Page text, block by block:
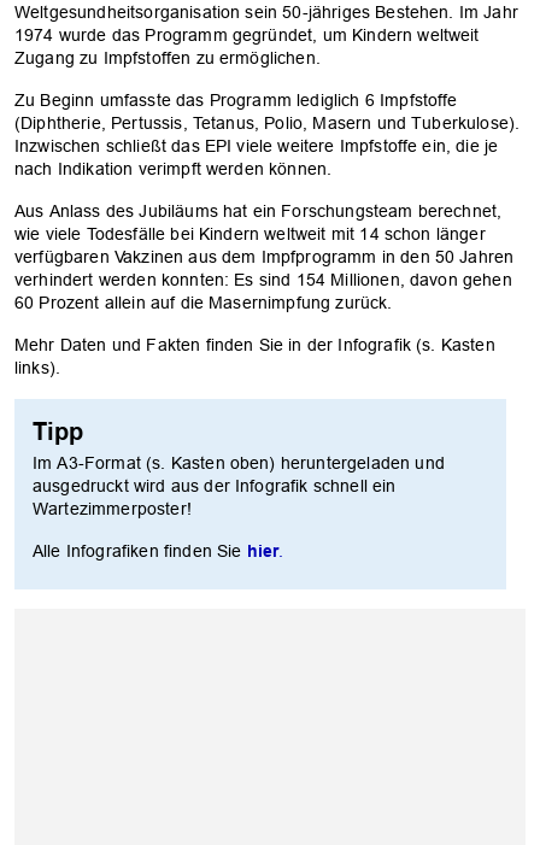
Weltgesundheitsorganisation sein 50-jähriges Bestehen. Im Jahr
1974 wurde das Programm gegründet, um Kindern weltweit
Zugang zu Impfstoffen zu ermöglichen.
Zu Beginn umfasste das Programm lediglich 6 Impfstoffe
(Diphtherie, Pertussis, Tetanus, Polio, Masern und Tuberkulose).
Inzwischen schließt das EPI viele weitere Impfstoffe ein, die je
nach Indikation verimpft werden können.
Aus Anlass des Jubiläums hat ein Forschungsteam berechnet,
wie viele Todesfälle bei Kindern weltweit mit 14 schon länger
verfügbaren Vakzinen aus dem Impfprogramm in den 50 Jahren
verhindert werden konnten: Es sind 154 Millionen, davon gehen
60 Prozent allein auf die Masernimpfung zurück.
Mehr Daten und Fakten finden Sie in der Infografik (s. Kasten
links).
Tipp
Im A3-Format (s. Kasten oben) heruntergeladen und
ausgedruckt wird aus der Infografik schnell ein
Wartezimmerposter!
Alle Infografiken finden Sie hier.